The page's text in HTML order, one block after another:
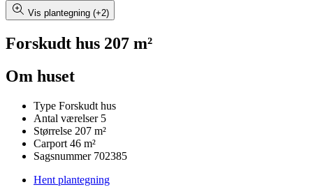
Vis plantegning (+2)
Forskudt hus 207 m²
Om huset
Type Forskudt hus
Antal værelser 5
Størrelse 207 m²
Carport 46 m²
Sagsnummer 702385
Hent plantegning